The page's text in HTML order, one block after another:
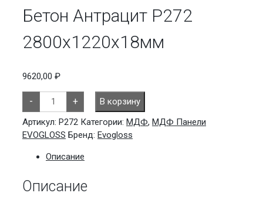
Бетон Антрацит Р272
2800х1220х18мм
9620,00 ₽
-
Количество
товара
Бетон
Антрацит
Р272
2800х1220х18мм
+
В корзину
Артикул: P272 Категории: МДФ, МДФ Панели
EVOGLOSS Бренд: Evogloss
Описание
Описание